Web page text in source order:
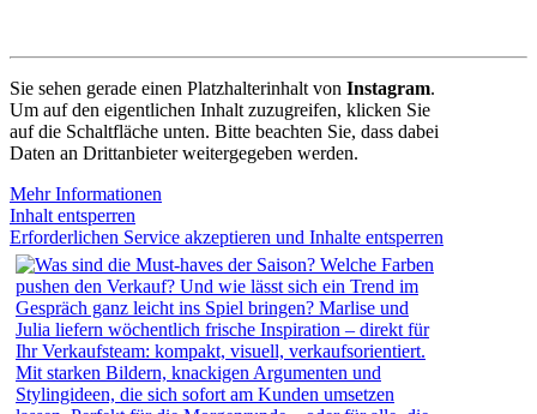
Sie sehen gerade einen Platzhalterinhalt von Instagram.
Um auf den eigentlichen Inhalt zuzugreifen, klicken Sie
auf die Schaltfläche unten. Bitte beachten Sie, dass dabei
Daten an Drittanbieter weitergegeben werden.
Mehr Informationen
Inhalt entsperren
Erforderlichen Service akzeptieren und Inhalte entsperren